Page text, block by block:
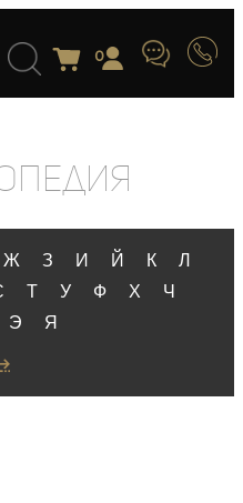
0
Ж З И Й К
Л
Т У Ф Х
Ч
Э Я